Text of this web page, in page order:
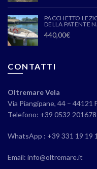
PACCHETTO
DELLA PATENTE
440,00€
CONTATTI
Oltremare Vela
Via Piangipane, 44 – 44121
Telefono: +39 0532 201678
WhatsApp : +39 331 19 19
Email: info@oltremare.it